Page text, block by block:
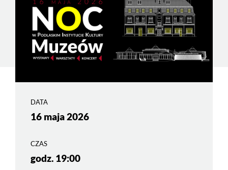
DATA
16 maja 2026
CZAS
godz. 19:00